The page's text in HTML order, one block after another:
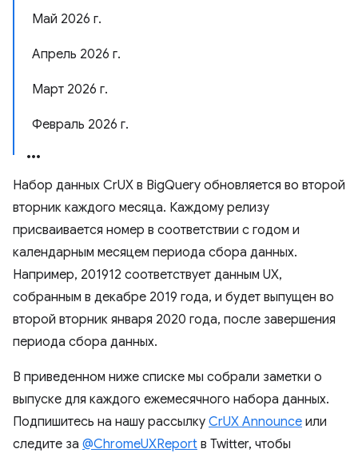
Май 2026 г.
Апрель 2026 г.
Март 2026 г.
Февраль 2026 г.
Набор данных CrUX в BigQuery обновляется во второй
вторник каждого месяца. Каждому релизу
присваивается номер в соответствии с годом и
календарным месяцем периода сбора данных.
Например, 201912 соответствует данным UX,
собранным в декабре 2019 года, и будет выпущен во
второй вторник января 2020 года, после завершения
периода сбора данных.
В приведенном ниже списке мы собрали заметки о
выпуске для каждого ежемесячного набора данных.
Подпишитесь на нашу рассылку CrUX Announce или
следите за @ChromeUXReport в Twitter, чтобы